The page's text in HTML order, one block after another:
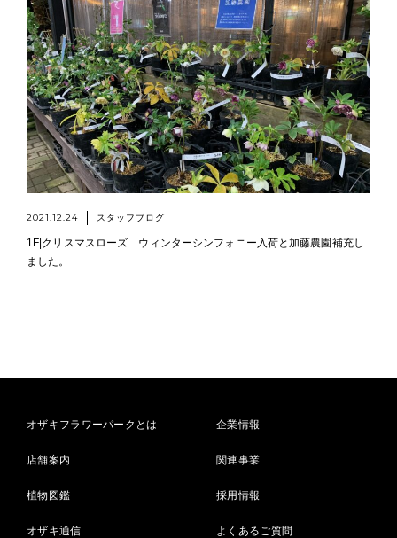
2021.12.24 スタッフブログ
1F|クリスマスローズ ウィンターシンフォニー入荷と加藤農園補充し
ました。
オザキフラワーパークとは
店舗案内
植物図鑑
オザキ通信
企業情報
関連事業
採用情報
よくあるご質問